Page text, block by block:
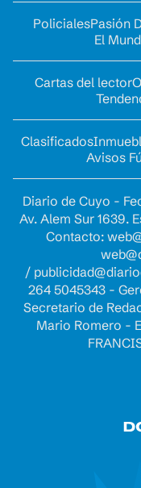
PolicialesPasión
El
Cartas del lector
Clasificados
Avisos
Diario de Cuyo -
Av. Alem Sur 1639.
Contacto:
/
264 5045343 -
Secretario de
Mario Romero -